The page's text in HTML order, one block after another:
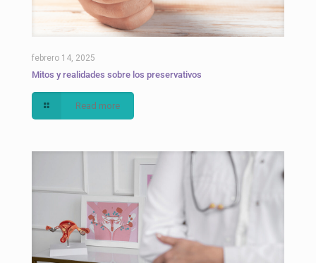
febrero 14, 2025
Mitos y realidades sobre los preservativos
Read more